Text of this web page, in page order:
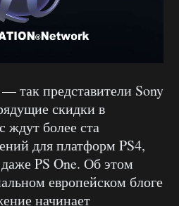
так представители Sony
скидки в
ждут более ста
для платформ PS4,
PS One. Об этом
европейском блоге
начинает